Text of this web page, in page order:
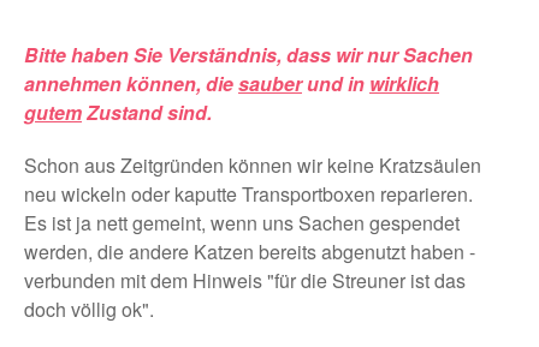
Bitte haben Sie Verständnis, dass wir nur Sachen
annehmen können, diesauberund in wirklich
gutemZustand sind.
Schon aus Zeitgründen können wir keine Kratzsäulen
neu wickeln oder kaputte Transportboxen reparieren.
Es ist ja nett gemeint, wenn uns Sachen gespendet
werden, die andere Katzen bereits abgenutzt haben -
verbunden mit dem Hinweis "für die Streuner ist das
doch völlig ok".